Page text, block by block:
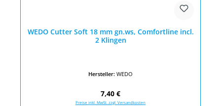
WEDO Cutter Soft 18 mm gn.ws, Comfortline incl.
2 Klingen
Hersteller: WEDO
Regulärer Preis:
7,40 €
Preise inkl. MwSt. zzgl. Versandkosten